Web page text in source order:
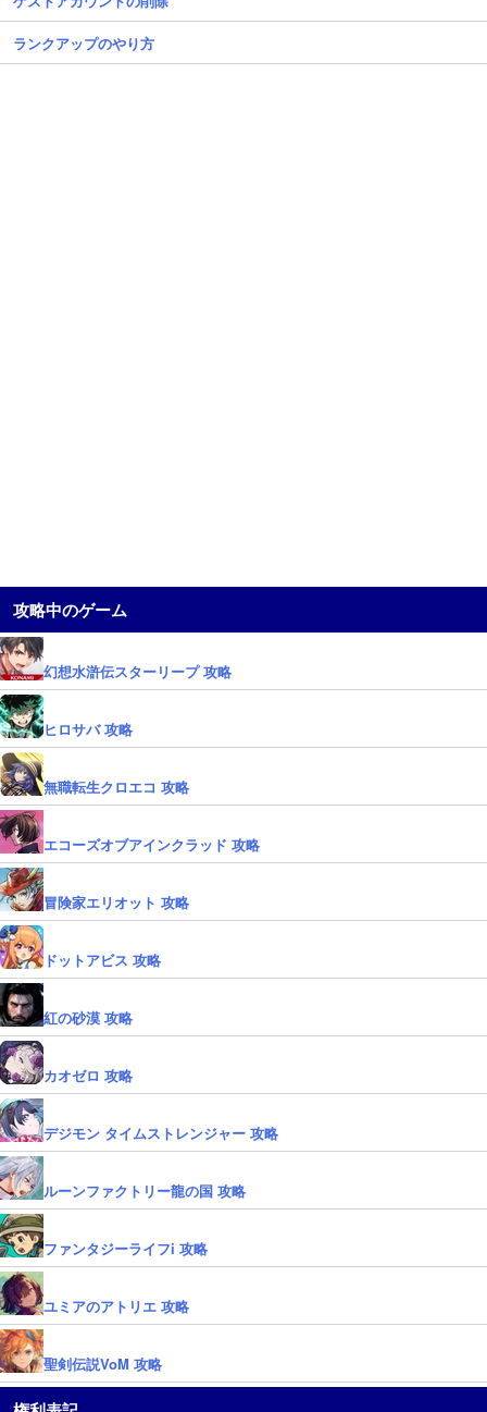
ランクアップのやり方
攻略中のゲーム
幻想水滸伝スターリープ 攻略
ヒロサバ 攻略
無職転生クロエコ 攻略
エコーズオブアインクラッド 攻略
冒険家エリオット 攻略
ドットアビス 攻略
紅の砂漠 攻略
カオゼロ 攻略
デジモン タイムストレンジャー 攻略
ルーンファクトリー龍の国 攻略
ファンタジーライフi 攻略
ユミアのアトリエ 攻略
聖剣伝説VoM 攻略